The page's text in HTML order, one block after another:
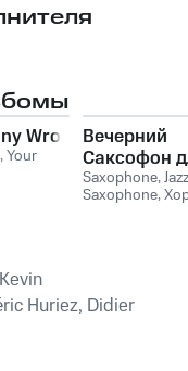
Wrote
,Your
Вечерний
Саксофон
Души
Лаунж)
Saxophone,Jazz
Saxophone,
Huriez, Didier